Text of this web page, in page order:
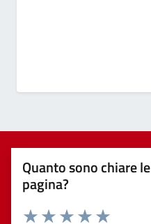
Quanto sono chiare
pagina?